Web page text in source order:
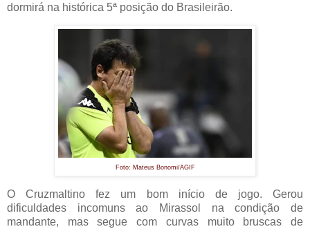
dormirá na histórica 5ª posição do Brasileirão.
Foto: Mateus Bonomi/AGIF
O Cruzmaltino fez um bom início de jogo. Gerou
dificuldades incomuns ao Mirassol na condição de
mandante, mas segue com curvas muito bruscas de